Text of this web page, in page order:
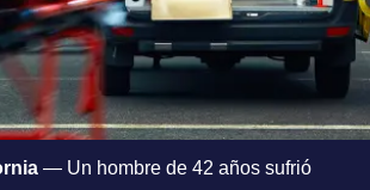
— Un hombre de 42 años sufrió